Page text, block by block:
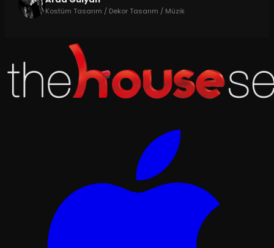
Kostüm Tasarım / Dekor Tasarım / Müzik